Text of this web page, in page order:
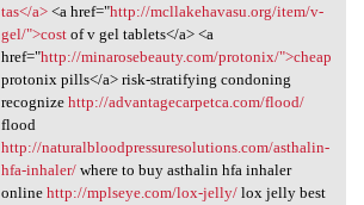
tas</a><a href="http://mcllakehavasu.org/item/v-
gel/">costof v gel tablets</a> <a
href="http://minarosebeauty.com/protonix/">cheap
protonix pills</a> risk-stratifying condoning
recognize http://advantagecarpetca.com/flood/
flood
http://naturalbloodpressuresolutions.com/asthalin-
hfa-inhaler/where to buy asthalin hfa inhaler
online http://mplseye.com/lox-jelly/lox jelly best